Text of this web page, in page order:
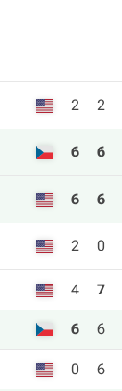
2 2
6 6
6 6
2 0
4 7
6 6
0 6